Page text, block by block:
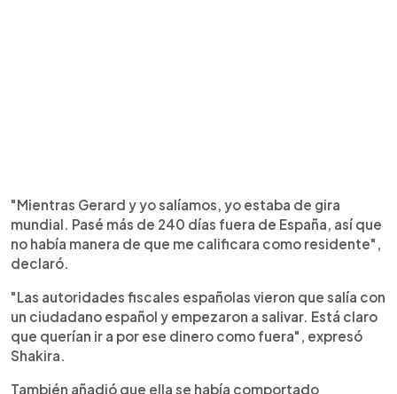
"Mientras Gerard y yo salíamos, yo estaba de gira
mundial. Pasé más de 240 días fuera de España, así que
no había manera de que me calificara como residente",
declaró.
"Las autoridades fiscales españolas vieron que salía con
un ciudadano español y empezaron a salivar. Está claro
que querían ir a por ese dinero como fuera", expresó
Shakira.
También añadió que ella se había comportado